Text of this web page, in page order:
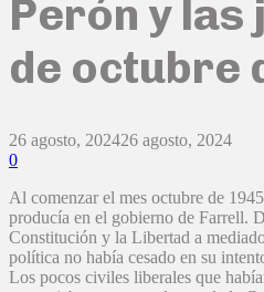
Perón y las
de octubre
26 agosto, 202426 agosto, 2024
0
Al comenzar el mes octubre de
producía en el gobierno de Farrell.
Constitución y la Libertad a
política no había cesado en su
Los pocos civiles liberales que